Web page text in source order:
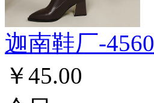
迦南鞋厂-4560
￥45.00